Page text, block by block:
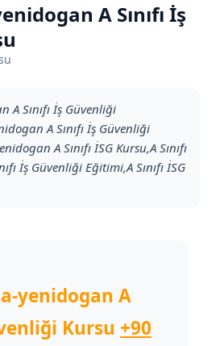
A Sınıfı İş
Sınıfı İş Güvenliği
A Sınıfı İş Güvenliği
A Sınıfı İSG Kursu,A Sınıfı
İş Güvenliği Eğitimi,A Sınıfı İSG
yenidogan A
Kursu +90